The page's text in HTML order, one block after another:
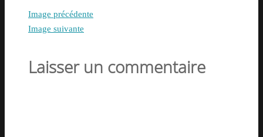
Image précédente
Image suivante
Laisser un commentaire